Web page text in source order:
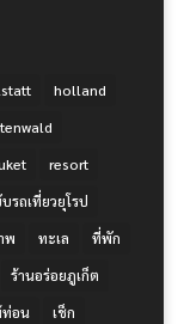
holland
resort
รถเที่ยวยุโรป
พ ทะเล
ที่พัก
ร้านอร่อยภูเก็ต
ท่อน
เช็ก